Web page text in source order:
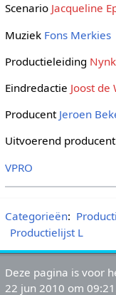
Scenario Jacqueline
Muziek Fons Merkies
Productieleiding
Eindredactie Joost de
Producent Jeroen
Uitvoerend producent
VPRO
Categorieën:
Productielijst L
Deze pagina is voor
22 jun 2010 om